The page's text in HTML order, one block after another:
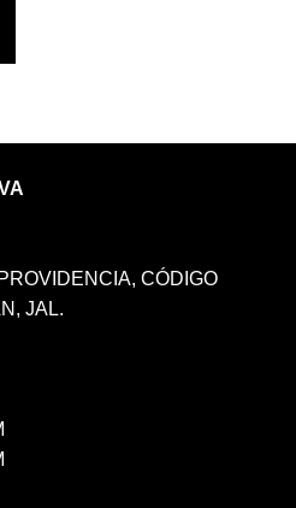
CÓDIGO
JAL.